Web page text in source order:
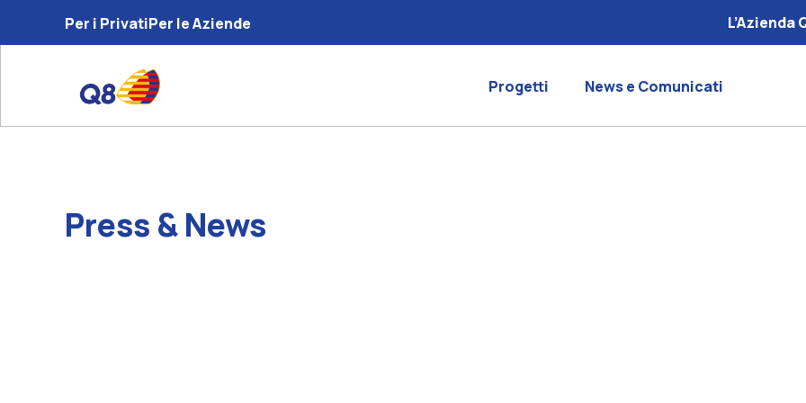
Per i PrivatiPer le Aziende L’Azienda
Progetti News e Comunicati
Press & News